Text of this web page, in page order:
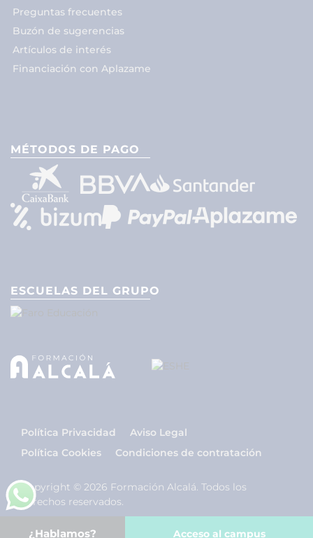
¿Hablamos? Acceso al campus
Preguntas frecuentes
Buzón de sugerencias
Artículos de interés
Financiación con Aplazame
MÉTODOS DE PAGO
ESCUELAS DEL GRUPO
Política Privacidad
Aviso Legal
Política Cookies
Condiciones de contratación
Copyright © 2026 Formación Alcalá. Todos los
derechos reservados.